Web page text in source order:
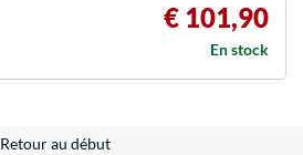
€ 101,90
En stock
Retour au début